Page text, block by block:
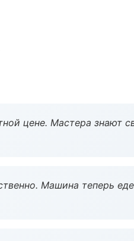
цене. Мастера знают
Машина теперь